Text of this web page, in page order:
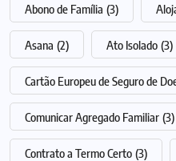
Abono de Família (3)
Asana (2) Ato Isolado (3)
Cartão Europeu de Seguro de
Comunicar Agregado Familiar (3)
Contrato a Termo Certo (3)